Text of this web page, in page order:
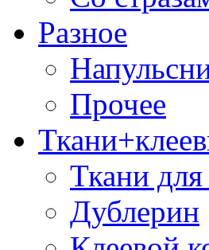
Разное
Прочее
Ткани
Дублерин